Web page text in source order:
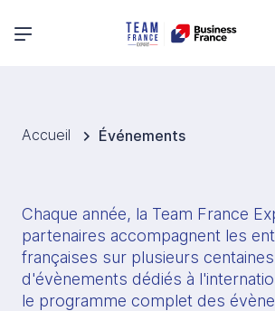
Menu principal
Accueil Événements
Chaque année, la Team France
partenaires accompagnent les
françaises sur plusieurs centaines
d'évènements dédiés à
le programme complet des